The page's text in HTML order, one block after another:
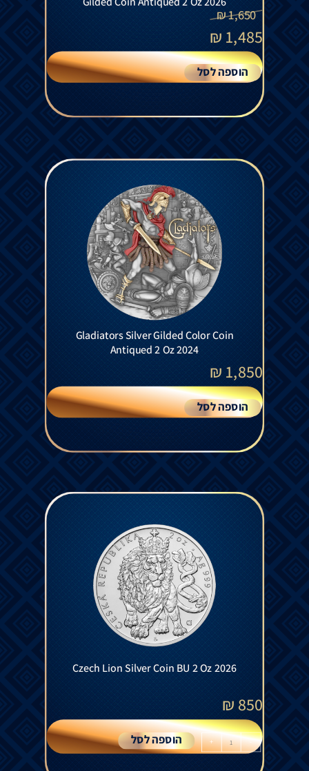
1,650
₪
1,485
₪
הוספה לסל
Gladiators Silver Gilded Color Coin
Antiqued 2 Oz 2024
1,850
₪
הוספה לסל
Czech Lion Silver Coin BU 2 Oz 2026
850
₪
-
+ הוספה לסל